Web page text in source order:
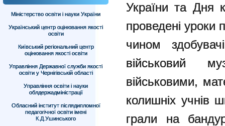
Міністерство освіти і науки України
Український центр оцінювання якості
освіти
Київський регіональний центр
оцінювання якості освіти
Управління Державної служби якості
освіти у Чернігівській області
Управління освіти і науки
облдержадміністрації
Обласний інститут післядипломної
педагогічної освіти імені
К.Д.Ушинського
України та Дня
проведені уроки
чином
військовий
військовими,
колишніх учнів
грали на